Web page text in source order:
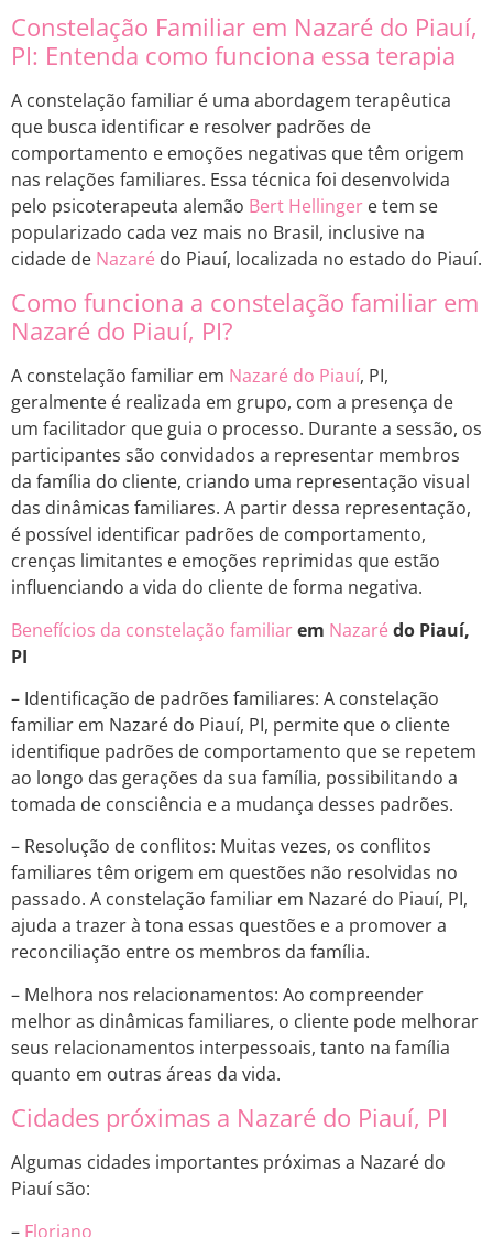
Constelação Familiar em Nazaré do Piauí,
PI: Entenda como funciona essa terapia
A constelação familiar é uma abordagem terapêutica
que busca identificar e resolver padrões de
comportamento e emoções negativas que têm origem
nas relações familiares. Essa técnica foi desenvolvida
pelo psicoterapeuta alemão Bert Hellinger e tem se
popularizado cada vez mais no Brasil, inclusive na
cidade de Nazaré do Piauí, localizada no estado do Piauí.
Como funciona a constelação familiar em
Nazaré do Piauí, PI?
A constelação familiar em Nazaré do Piauí, PI,
geralmente é realizada em grupo, com a presença de
um facilitador que guia o processo. Durante a sessão, os
participantes são convidados a representar membros
da família do cliente, criando uma representação visual
das dinâmicas familiares. A partir dessa representação,
é possível identificar padrões de comportamento,
crenças limitantes e emoções reprimidas que estão
influenciando a vida do cliente de forma negativa.
Benefícios da constelação familiarem Nazaré do Piauí,
PI
– Identificação de padrões familiares: A constelação
familiar em Nazaré do Piauí, PI, permite que o cliente
identifique padrões de comportamento que se repetem
ao longo das gerações da sua família, possibilitando a
tomada de consciência e a mudança desses padrões.
– Resolução de conflitos: Muitas vezes, os conflitos
familiares têm origem em questões não resolvidas no
passado. A constelação familiar em Nazaré do Piauí, PI,
ajuda a trazer à tona essas questões e a promover a
reconciliação entre os membros da família.
– Melhora nos relacionamentos: Ao compreender
melhor as dinâmicas familiares, o cliente pode melhorar
seus relacionamentos interpessoais, tanto na família
quanto em outras áreas da vida.
Cidades próximas a Nazaré do Piauí, PI
Algumas cidades importantes próximas a Nazaré do
Piauí são:
– Floriano